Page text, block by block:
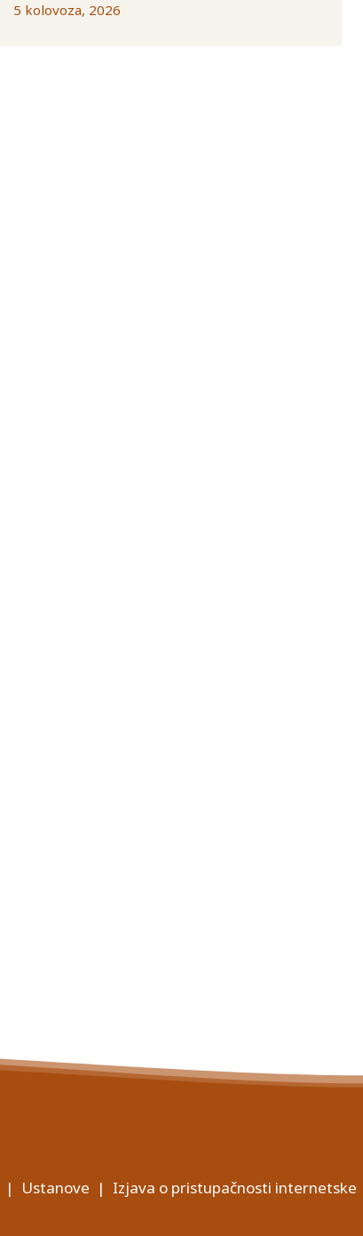
5 kolovoza, 2026
| Ustanove | Izjava o pristupačnosti internetske